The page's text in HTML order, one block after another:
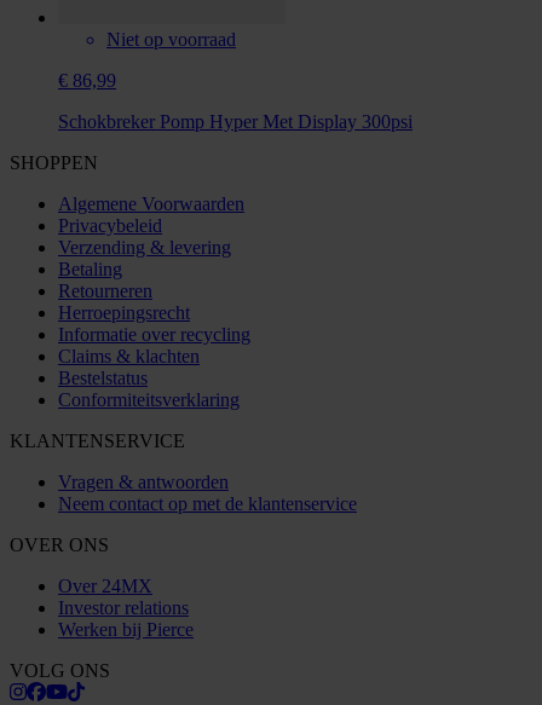
Niet op voorraad
€ 86,99
Schokbreker Pomp Hyper Met Display 300psi
SHOPPEN
Algemene Voorwaarden
Privacybeleid
Verzending & levering
Betaling
Retourneren
Herroepingsrecht
Informatie over recycling
Claims & klachten
Bestelstatus
Conformiteitsverklaring
KLANTENSERVICE
Vragen & antwoorden
Neem contact op met de klantenservice
OVER ONS
Over 24MX
Investor relations
Werken bij Pierce
VOLG ONS